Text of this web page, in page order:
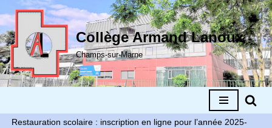
Aller
au
contenu
Collège Armand Lanoux
Champs-sur-Marne
Restauration scolaire : inscription en ligne pour l’année 2025-